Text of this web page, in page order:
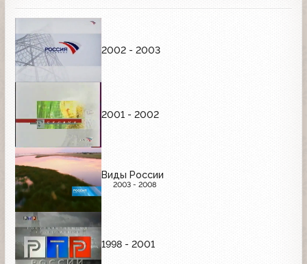
2002 - 2003
2001 - 2002
Виды России
2003 - 2008
1998 - 2001